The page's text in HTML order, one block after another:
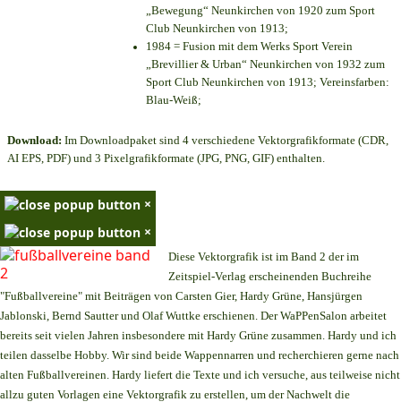
„Bewegung“ Neunkirchen von 1920 zum Sport
Club Neunkirchen von 1913;
1984 = Fusion mit dem Werks Sport Verein
„Brevillier & Urban“ Neunkirchen von 1932 zum
Sport Club Neunkirchen von 1913; Vereinsfarben:
Blau-Weiß;
Download: Im Downloadpaket sind 4 verschiedene Vektorgrafikformate (CDR,
AI EPS, PDF) und 3 Pixelgrafikformate (JPG, PNG, GIF) enthalten.
×
×
Diese Vektorgrafik ist im Band 2 der im
Zeitspiel-Verlag erscheinenden Buchreihe
"Fußballvereine" mit Beiträgen von Carsten Gier, Hardy Grüne, Hansjürgen
Jablonski, Bernd Sautter und Olaf Wuttke erschienen. Der WaPPenSalon arbeitet
bereits seit vielen Jahren insbesondere mit Hardy Grüne zusammen. Hardy und ich
teilen dasselbe Hobby. Wir sind beide Wappennarren und recherchieren gerne nach
alten Fußballvereinen. Hardy liefert die Texte und ich versuche, aus teilweise nicht
allzu guten Vorlagen eine Vektorgrafik zu erstellen, um der Nachwelt die